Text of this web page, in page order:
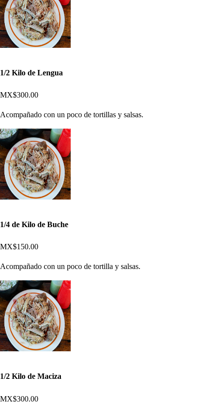
1/2 Kilo de Lengua
MX$300.00
Acompañado con un poco de tortillas y salsas.
1/4 de Kilo de Buche
MX$150.00
Acompañado con un poco de tortilla y salsas.
1/2 Kilo de Maciza
MX$300.00